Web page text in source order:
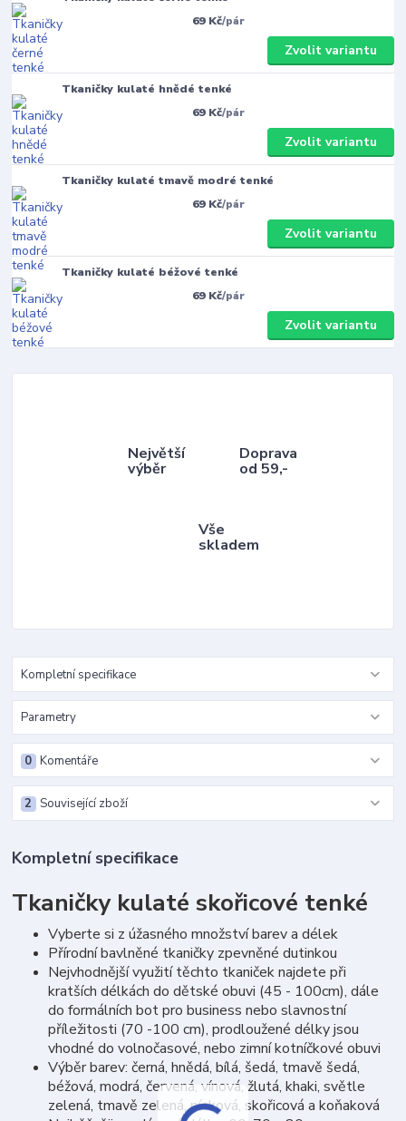
69 Kč/pár
Zvolit variantu
Tkaničky kulaté hnědé tenké
69 Kč/pár
Zvolit variantu
Tkaničky kulaté tmavě modré tenké
69 Kč/pár
Zvolit variantu
Tkaničky kulaté béžové tenké
69 Kč/pár
Zvolit variantu
Největší
výběr
Doprava
od 59,-
Vše
skladem
Kompletní specifikace
Parametry
Komentáře
0
Související zboží
2
Kompletní specifikace
Tkaničky kulaté skořicové tenké
Vyberte si z úžasného množství barev a délek
Přírodní bavlněné tkaničky zpevněné dutinkou
Nejvhodnější využití těchto tkaniček najdete při
kratších délkách do dětské obuvi (45 - 100cm), dále
do formálních bot pro business nebo slavnostní
příležitosti (70 -100 cm), prodloužené délky jsou
vhodné do volnočasové, nebo zimní kotníčkové obuvi
Výběr barev: černá, hnědá, bílá, šedá, tmavě šedá,
béžová, modrá, červená, vínová, žlutá, khaki, světle
zelená, tmavě zelená, písková, skořicová a koňaková